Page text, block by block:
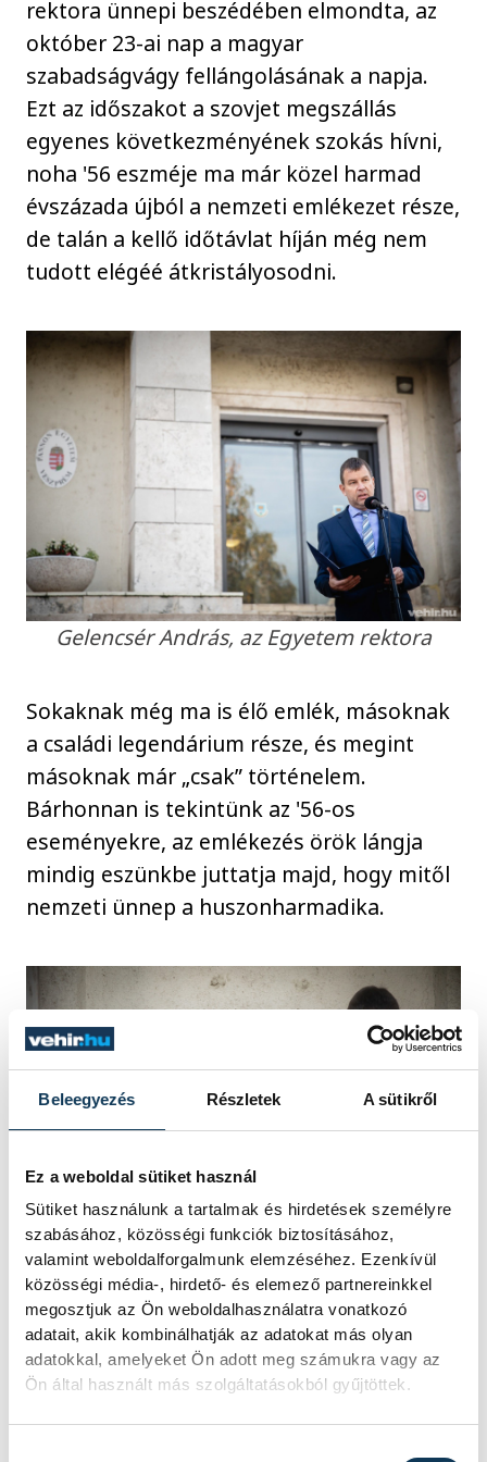
Beleegyezés Részletek A sütikről
Ez a weboldal sütiket használ
Sütiket használunk a tartalmak és hirdetések személyre
szabásához, közösségi funkciók biztosításához,
valamint weboldalforgalmunk elemzéséhez. Ezenkívül
közösségi média-, hirdető- és elemező partnereinkkel
megosztjuk az Ön weboldalhasználatra vonatkozó
adatait, akik kombinálhatják az adatokat más olyan
adatokkal, amelyeket Ön adott meg számukra vagy az
Ön által használt más szolgáltatásokból gyűjtöttek.
rektora ünnepi beszédében elmondta, az
október 23-ai nap a magyar
szabadságvágy fellángolásának a napja.
Ezt az időszakot a szovjet megszállás
egyenes következményének szokás hívni,
noha '56 eszméje ma már közel harmad
évszázada újból a nemzeti emlékezet része,
de talán a kellő időtávlat híján még nem
tudott elégéé átkristályosodni.
Gelencsér András, az Egyetem rektora
Sokaknak még ma is élő emlék, másoknak
a családi legendárium része, és megint
másoknak már „csak” történelem.
Bárhonnan is tekintünk az '56-os
eseményekre, az emlékezés örök lángja
mindig eszünkbe juttatja majd, hogy mitől
nemzeti ünnep a huszonharmadika.
A megemlékezésenGelencsér András
rektor, és Varga Ákosa Hallgatói
Önkormányzat elnöke helyezték el az